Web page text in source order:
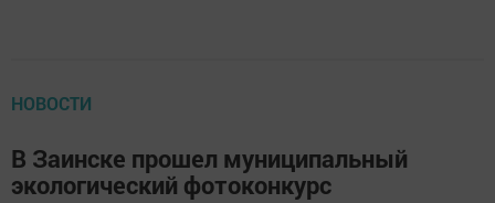
НОВОСТИ
В Заинске прошел муниципальный
экологический фотоконкурс